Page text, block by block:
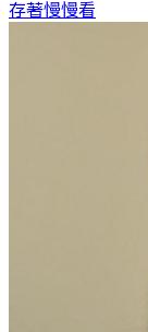
存著慢慢看